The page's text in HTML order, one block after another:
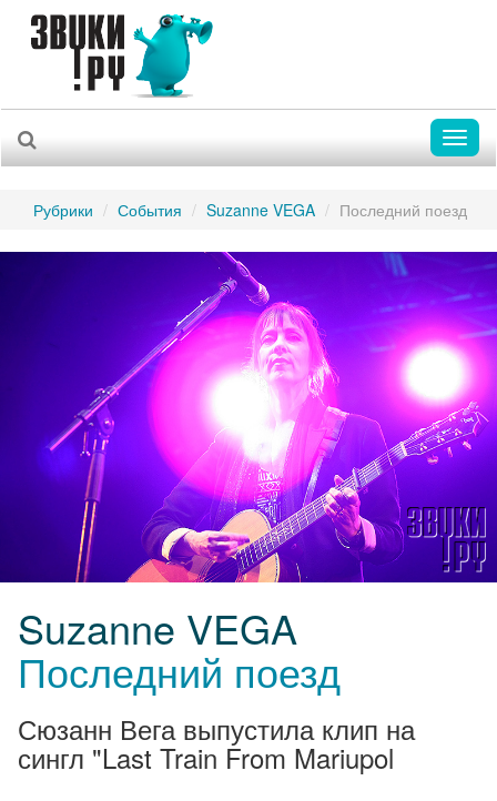
Рубрики События Suzanne VEGA Последний поезд
Suzanne VEGA
Последний поезд
Сюзанн Вега выпустила клип на
сингл "Last Train From Mariupol